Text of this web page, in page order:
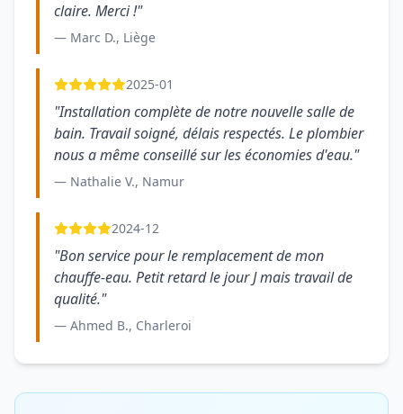
claire. Merci !"
— Marc D., Liège
2025-01
"Installation complète de notre nouvelle salle de
bain. Travail soigné, délais respectés. Le plombier
nous a même conseillé sur les économies d'eau."
— Nathalie V., Namur
2024-12
"Bon service pour le remplacement de mon
chauffe-eau. Petit retard le jour J mais travail de
qualité."
— Ahmed B., Charleroi